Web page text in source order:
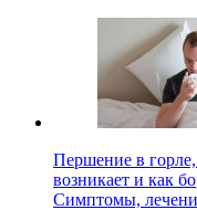
Першение в
возникает и как
Симптомы,